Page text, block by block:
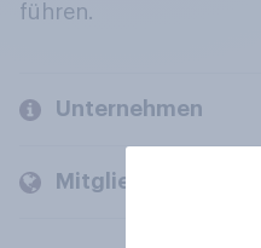
führen.
Unternehmen
Mitglieder und